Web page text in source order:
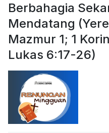
Berbahagia
Mendatang
Mazmur 1; 1
Lukas 6:17-26)